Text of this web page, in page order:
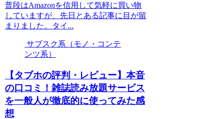
普段はAmazonを信用して気軽に買い物
していますが、先日とある記事に目が留
まりました。タイ...
サブスク系（モノ・コンテ
ンツ系）
【タブホの評判・レビュー】本音
の口コミ！雑誌読み放題サービス
を一般人が徹底的に使ってみた感
想